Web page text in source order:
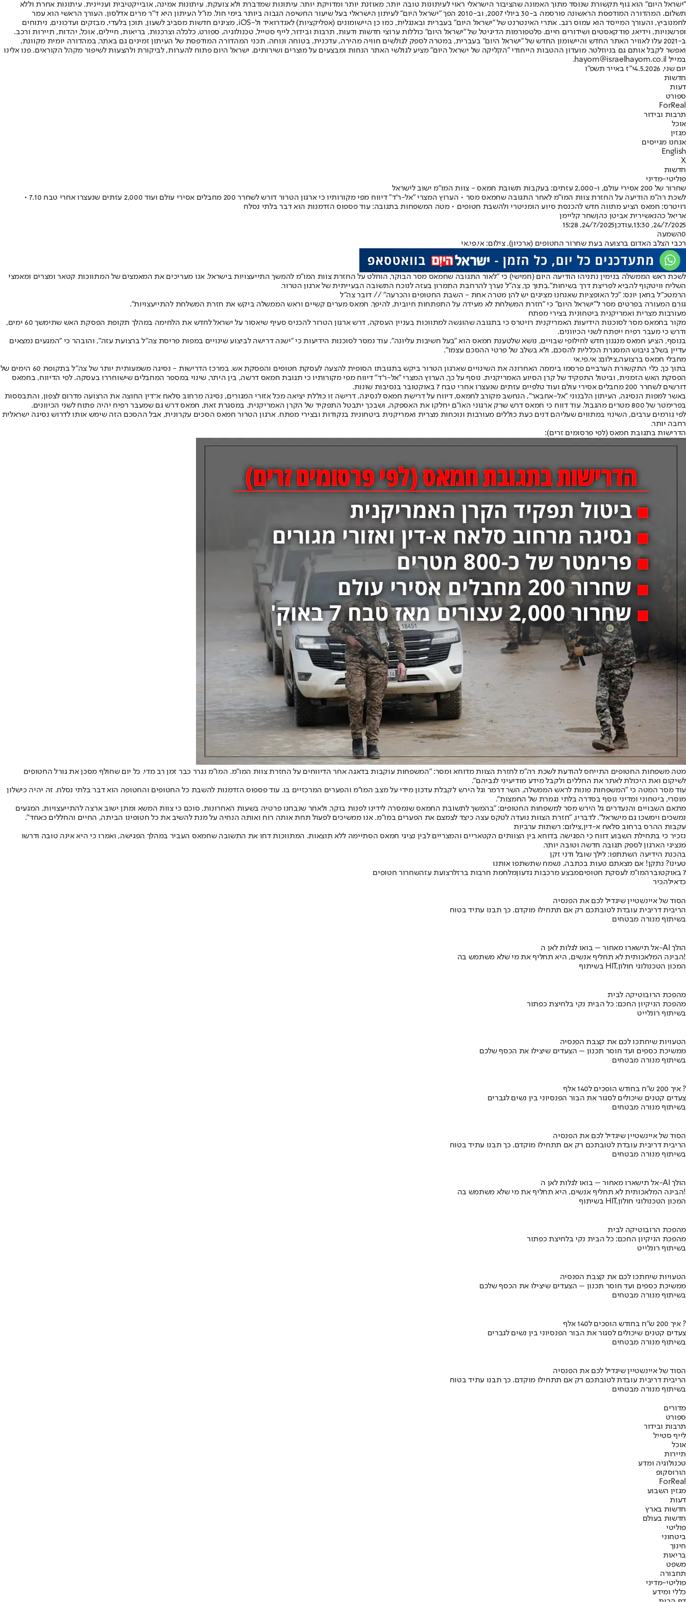
"ישראל היום" הוא גוף תקשורת שנוסד מתוך האמונה שהציבור הישראלי ראוי לעיתונות טובה יותר, מאוזנת יותר ומדויקת יותר. עיתונות שמדברת ולא צועקת. עיתונות אמינה, אובייקטיבית ועניינית. עיתונות אחרת וללא
תשלום. המהדורה המודפסת הראשונה פורסמה ב-30 ביולי 2007, וב-2010 הפך "ישראל היום" לעיתון הישראלי בעל שיעור החשיפה הגבוה ביותר בימי חול. מו"ל העיתון היא ד"ר מרים אדלסון. העורך הראשי הוא עמר
לחמנוביץ, והעורך המייסד הוא עמוס רגב. אתרי האינטרנט של "ישראל היום" בעברית ובאנגלית, כמו כן היישומונים (אפליקציות) לאנדרואיד ול-iOS, מציגים חדשות מסביב לשעון, תוכן בלעדי, מבזקים ועדכונים, ניתוחים
ופרשנויות, וידיאו, פודקאסטים ושידורים חיים. פלטפורמות הדיגיטל של "ישראל היום" כוללות ערוצי חדשות ודעות, תרבות ובידור, לייף סטייל, טכנולוגיה, ספורט, כלכלה וצרכנות, בריאות, חיילים, אוכל, יהדות, תיירות ורכב.
ב-2021 עלו לאוויר האתר החדש והיישומון החדש של "ישראל היום" בעברית, במטרה לספק לגולשים חוויה מהירה, עדכנית, בטוחה ונוחה. תכני המהדורה המודפסת של העיתון זמינים גם באתר, במהדורה יומית מקוונת,
ואפשר לקבל אותם גם בניוזלטר. מועדון ההטבות הייחודי "הקליקה של ישראל היום" מציע לגולשי האתר הנחות ומבצעים על מוצרים ושירותים. ישראל היום פתוח להערות, לביקורת ולהצעות לשיפור מקהל הקוראים. פנו אלינו
במייל hayom@israelhayom.co.il.
יום שני, 4.5.2026
י"ז באייר תשפ"ו
חדשות
דעות
ספורט
ForReal
תרבות ובידור
אוכל
מגזין
אנחנו מגייסים
English
X
חדשות
פוליטי-מדיני
שחרור של 200 אסירי עולם, ו-2,000 עזתים: בעקבות תשובת חמאס - צוות המו"מ ישוב לישראל
לשכת רה"מ הודיעה על החזרת צוות המו"מ לאחר התגובה שחמאס מסר • הערוץ המצרי "אל-ר'ד" דיווח מפי מקורותיו כי ארגון הטרור דורש לשחרר 200 מחבלים אסירי עולם ועוד 2,000 עזתים שנעצרו אחרי טבח 7.10 •
רויטרס: חמאס הציע מתווה חדש להכנסת סיוע הומניטרי ולהשבת חטופים • מטה המשפחות בתגובה: עוד פספוס הזדמנות הוא דבר בלתי נסלח
אריאל כהנאשירית אביטן כהןשחר קליימן
24/7/2025, 13:30
,עודכן24/7/2025, 15:28
0השמעה
רכבי הצלב האדום ברצועה בעת שחרור החטופים (ארכיון). צילום: אי.פי.אי
לשכת ראש הממשלה בנימין נתניהו הודיעה היום (חמישי) כי "לאור התגובה שחמאס מסר הבוקר, הוחלט על החזרת צוות המו"מ להמשך התייעצויות בישראל. אנו מעריכים את המאמצים של המתווכות קטאר ומצרים ומאמצי
השליח וויטקוף להביא לפריצת דרך בשיחות".בתוך כך, צה״ל נערך להרחבת התמרון בעזה לנוכח התשובה הבעייתית של ארגון הטרור.
הרמטכ״ל בחאן יונס: "כל האופציות שאנחנו מציגים יש להן מטרה אחת - השבת החטופים והכרעה" // דובר צה"ל
גורם המעורה בפרטים מסר ל"ישראל היום" כי "חזרת המשלחת לא מעידה על התפתחות חיובית, להיפך. חמאס מערים קשיים וראש הממשלה ביקש את חזרת המשלחת להתייעצויות".
מעורבות מצרית ואמריקנית ביטחונית בצירי מפתח
מקור בחמאס מסר לסוכנות הידיעות האמריקנית רויטרס כי בתגובה שהוגשה למתווכות בעניין העסקה, דרש ארגון הטרור להכניס סעיף שיאסור על ישראל לחדש את הלחימה במהלך תקופת הפסקת האש שתימשך 60 ימים,
ודרש כי מעבר רפיח ייפתח לשני הכיוונים.
בנוסף, הציע חמאס מנגנון חדש לחילופי שבויים, נושא שלטענת חמאס הוא "בעל חשיבות עליונה". עוד נמסר לסוכנות הידיעות כי "ישנה דרישה לביצוע שינויים במפות פריסת צה"ל ברצועת עזה", והובהר כי "המגעים נמצאים
עדיין בשלב גיבוש המסגרת הכללית להסכם, ולא בשלב של פרטי ההסכם עצמו".
מחבלי חמאס ברצועה,צילום: אי.פי.אי
בתוך כך, כלי התקשורת הערביים פרסמו ביממה האחרונה את השינויים שארגון הטרור ביקש בתגובתו הסופית להצעה לעסקת חטופים והפסקת אש. במרכז הדרישות - נסיגה משמעותית יותר של צה"ל בתקופת 60 הימים של
הפסקת האש הזמנית, וביטול התפקיד של קרן הסיוע האמריקנית. נוסף על כך, הערוץ המצרי "אל-ר'ד" דיווח מפי מקורותיו כי תגובת חמאס דרשה, בין היתר, שינוי במספר המחבלים שישוחררו בעסקה. לפי הדיווח, בחמאס
דורשים לשחרר 200 מחבלים אסירי עולם ועוד טלפיים עזתים שנעצרו אחרי טבח 7 באוקטובר בנסיבות שונות.
באשר למפות הנסיגה, העיתון הלבנוני "אל-אחבאר", הנחשב מקורב לחמאס, דיווח על דרישת חמאס לנסיגה. דרישה זו כוללת יציאה מכל אזורי המגורים, נסיגה מרחוב סלאח א־דין החוצה את הרצועה מדרום לצפון, והתבססות
בפרימטר של 800 מטרים מהגבול. עוד דווח כי חמאס דרש שרק ארגוני האו"ם יחלקו את האספקה, ושבכך יתבטל התפקיד של הקרן האמריקנית. במסגרת זאת, חמאס דרש גם שמעבר רפיח יהיה פתוח לשני הכיוונים.
לפי גורמים ערבים, השינוי במתווים שעליהם דנים כעת כוללים מעורבות ונוכחות מצרית ואמריקנית ביטחונית בנקודות ובצירי מפתח. ארגון הטרור חמאס הסכים עקרונית, אבל ההסכם הזה שימש אותו לדרוש נסיגה ישראלית
רחבה יותר.
הדרישות בתגובת חמאס (לפי פרסומים זרים):
מטה משפחות החטופים התייחס להודעת לשכת רה"מ לחזרת הצוות מדוחא ומסר: "המשפחות עוקבות בדאגה אחר הדיווחים על החזרת צוות המו״מ. המו"מ נגרר כבר זמן רב מדי. כל יום שחולף מסכן את גורל החטופים
לשיקום ואת היכולת לאתר את החללים ולקבל מידע מודיעיני לגביהם".
עוד מסר המטה כי "המשפחות פונות לראש הממשלה, השר דרמר וגל הירש לקבלת עדכון מידי על מצב המו״מ והפערים המרכזיים בו. עוד פספוס הזדמנות להשבת כל החטופים והחטופה הוא דבר בלתי נסלח. זה יהיה כישלון
מוסרי, ביטחוני ומדיני נוסף בסדרה בלתי נגמרת של החמצות".
מתאם השבויים והנעדרים גל הירש מסר למשפחות החטופים: "בהמשך לתשובת החמאס שנמסרה לידינו לפנות בוקר, ולאחר שנבחנו פרטיה בשעות האחרונות, סוכם כי צוות המשא ומתן ישוב ארצה להתייעצויות, המגעים
נמשכים וימשכו גם מישראל". לדבריו, "חזרת הצוות נועדה לטקס עצה כיצד לצמצם את הפערים במו"מ. אנו ממשיכים לפעול תחת אותה רוח ואותה הנחיה על מנת להשיב את כל חטופינו הביתה, החיים והחללים כאחד".
עקבות ההרס ברחוב סלאח א-דין,צילום: רשתות ערביות
נזכיר כי בתחילת השבוע דווח כי הפגישה בדוחא בין הצוותים הקטאריים והמצריים לבין נציגי חמאס הסתיימה ללא תוצאות. המתווכות דחו את התשובה שחמאס העביר במהלך הפגישה, ואמרו כי היא אינה טובה ודרשו
מנציגי הארגון לספק תגובה חדשה וטובה יותר.
בהכנת הידיעה השתתפו: לילך שובל ודני זקן
טעינו? נתקן! אם מצאתם טעות בכתבה, נשמח שתשתפו אותנו
7 באוקטובר
המו"מ לעסקת חטופיםמבצע מרכבות גדעוןמלחמת חרבות ברזלרצועת עזהשחרור חטופים
כדאילהכיר
הסוד של איינשטיין שיגדיל לכם את הפנסיה
הריבית דריבית עובדת לטובתכם רק אם תתחילו מוקדם. כך תבנו עתיד בטוח
בשיתוף מנורה מבטחים
אל תישארו מאחור – בואו לגלות לאן ה-AI הולך
הבינה המלאכותית לא תחליף אנשים, היא תחליף את מי שלא משתמש בה!
בשיתוף HIT,המכון הטכנולוגי חולון
מהפכת הרובוטיקה לבית
מהפכת הניקיון החכם: כל הבית נקי בלחיצת כפתור
בשיתוף רונלייט
הטעויות שיחתכו לכם את קצבת הפנסיה
ממשיכת כספים ועד חוסר תכנון – הצעדים שיצילו את הכסף שלכם
בשיתוף מנורה מבטחים
איך 200 ש"ח בחודש הופכים ל140 אלף ?
צעדים קטנים שיכולים לסגור את הבור הפנסיוני בין נשים לגברים
בשיתוף מנורה מבטחים
הסוד של איינשטיין שיגדיל לכם את הפנסיה
הריבית דריבית עובדת לטובתכם רק אם תתחילו מוקדם. כך תבנו עתיד בטוח
בשיתוף מנורה מבטחים
אל תישארו מאחור – בואו לגלות לאן ה-AI הולך
הבינה המלאכותית לא תחליף אנשים, היא תחליף את מי שלא משתמש בה!
בשיתוף HIT,המכון הטכנולוגי חולון
מהפכת הרובוטיקה לבית
מהפכת הניקיון החכם: כל הבית נקי בלחיצת כפתור
בשיתוף רונלייט
הטעויות שיחתכו לכם את קצבת הפנסיה
ממשיכת כספים ועד חוסר תכנון – הצעדים שיצילו את הכסף שלכם
בשיתוף מנורה מבטחים
איך 200 ש"ח בחודש הופכים ל140 אלף ?
צעדים קטנים שיכולים לסגור את הבור הפנסיוני בין נשים לגברים
בשיתוף מנורה מבטחים
הסוד של איינשטיין שיגדיל לכם את הפנסיה
הריבית דריבית עובדת לטובתכם רק אם תתחילו מוקדם. כך תבנו עתיד בטוח
בשיתוף מנורה מבטחים
מדורים
ספורט
תרבות ובידור
לייף סטייל
אוכל
תיירות
טכנולוגיה ומדע
הורוסקופ
ForReal
מגזין השבוע
דעות
חדשות בארץ
חדשות בעולם
פוליטי
ביטחוני
חינוך
בריאות
משפט
תחבורה
פוליטי-מדיני
כללי ומידע